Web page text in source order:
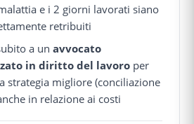
e i 2 giorni lavorati siano
retribuiti
a unavvocato
in diritto del lavoro per
strategia migliore (conciliazione
in relazione ai costi